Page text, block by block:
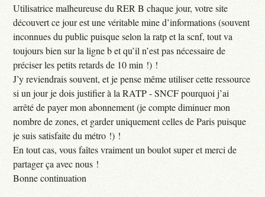
Utilisatrice malheureuse du RER B chaque jour, votre site
découvert ce jour est une véritable mine d’informations (souvent
inconnues du public puisque selon la ratp et la scnf, tout va
toujours bien sur la ligne b et qu’il n’est pas nécessaire de
préciser les petits retards de 10 min !) !
J’y reviendrais souvent, et je pense même utiliser cette ressource
si un jour je dois justifier à la RATP - SNCF pourquoi j’ai
arrêté de payer mon abonnement (je compte diminuer mon
nombre de zones, et garder uniquement celles de Paris puisque
je suis satisfaite du métro !) !
En tout cas, vous faîtes vraiment un boulot super et merci de
partager ça avec nous !
Bonne continuation